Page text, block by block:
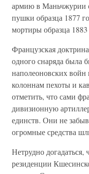
армию в Маньчжурии
пушки образца 1877
мортиры образца 1883
Французская
одного снаряда была
наполеоновских
колоннам пехоты и
отметить, что сами
дивизионную
единств. Они не
огромные средства
Нетрудно догадаться,
резиденции